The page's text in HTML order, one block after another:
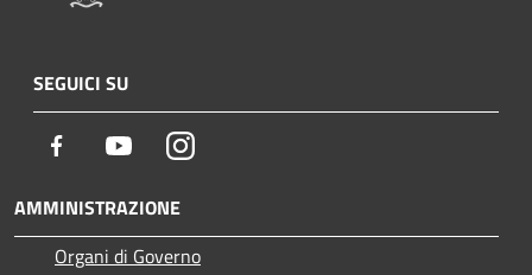
SEGUICI SU
Facebook YoutubeInstagram
AMMINISTRAZIONE
Organi di Governo